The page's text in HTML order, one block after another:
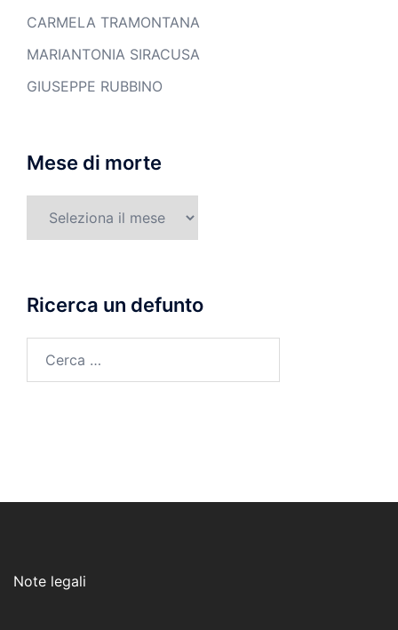
CARMELA TRAMONTANA
MARIANTONIA SIRACUSA
GIUSEPPE RUBBINO
Mese di morte
Ricerca un defunto
Note legali